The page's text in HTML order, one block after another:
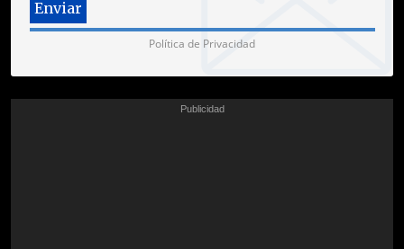
Política de Privacidad